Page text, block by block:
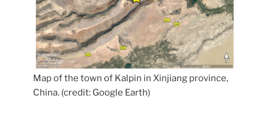
Map of the town of Kalpin in Xinjiang province,
China. (credit: Google Earth)